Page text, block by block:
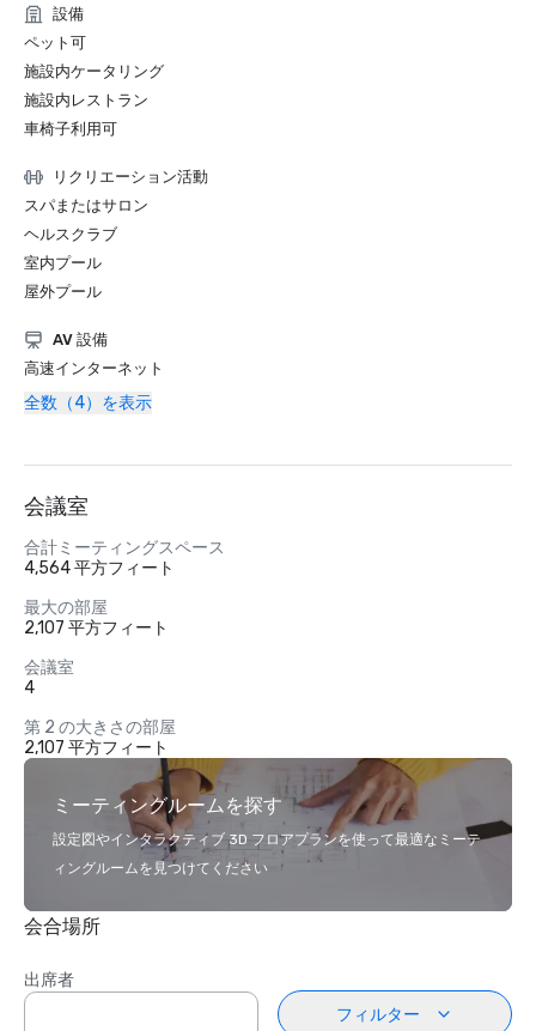
設備
ペット可
施設内ケータリング
施設内レストラン
車椅子利用可
リクリエーション活動
スパまたはサロン
ヘルスクラブ
室内プール
屋外プール
AV 設備
高速インターネット
全数（4）を表示
会議室
合計ミーティングスペース
4,564 平方フィート
最大の部屋
2,107 平方フィート
会議室
4
第 2 の大きさの部屋
2,107 平方フィート
ミーティングルームを探す
設定図やインタラクティブ 3D フロアプランを使って最適なミーテ
ィングルームを見つけてください
会合場所
出席者
フィルター